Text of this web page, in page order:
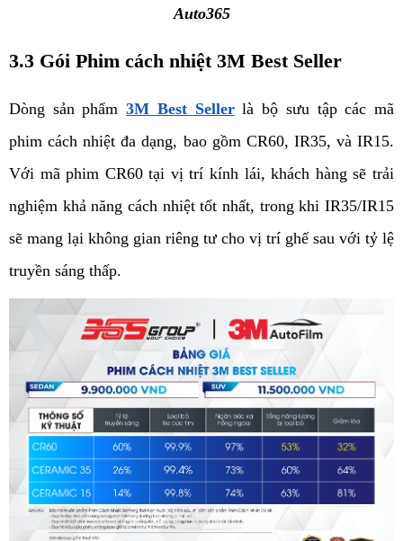
Auto365
3.3 Gói Phim cách nhiệt 3M Best Seller
Dòng sản phẩm 3M Best Seller là bộ sưu tập các mã
phim cách nhiệt đa dạng, bao gồm CR60, IR35, và IR15.
Với mã phim CR60 tại vị trí kính lái, khách hàng sẽ trải
nghiệm khả năng cách nhiệt tốt nhất, trong khi IR35/IR15
sẽ mang lại không gian riêng tư cho vị trí ghế sau với tỷ lệ
truyền sáng thấp.